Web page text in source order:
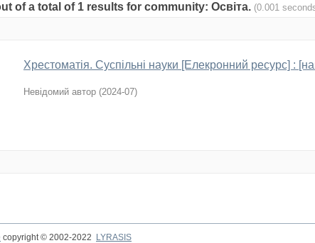
of a total of 1 results for community: Освіта. (0.001
Хрестоматія. Суспільні науки [Елекронний ресурс] :
Невідомий автор (2024-07)
copyright © 2002-2022 LYRASIS